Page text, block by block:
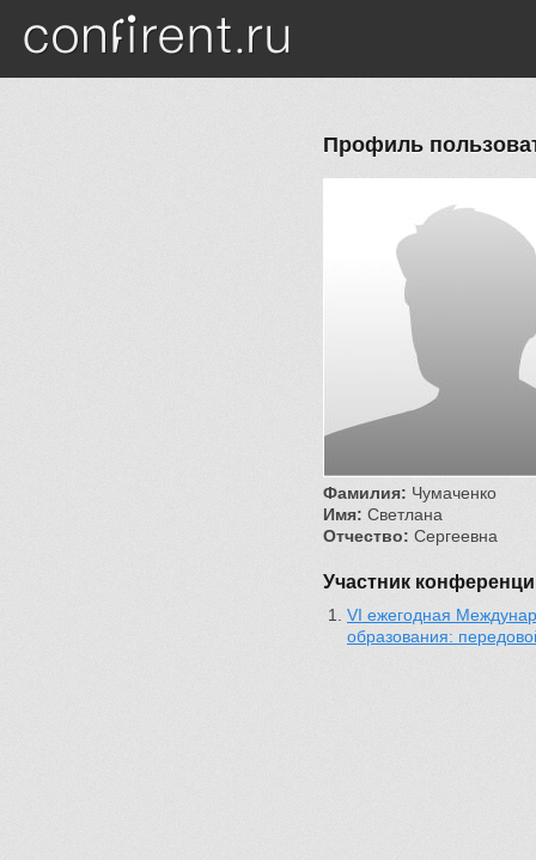
Перейти к основному содержанию
Профиль
Фамилия: Чумаченко
Имя: Светлана
Отчество: Сергеевна
Участник
VI ежегодная
образования: